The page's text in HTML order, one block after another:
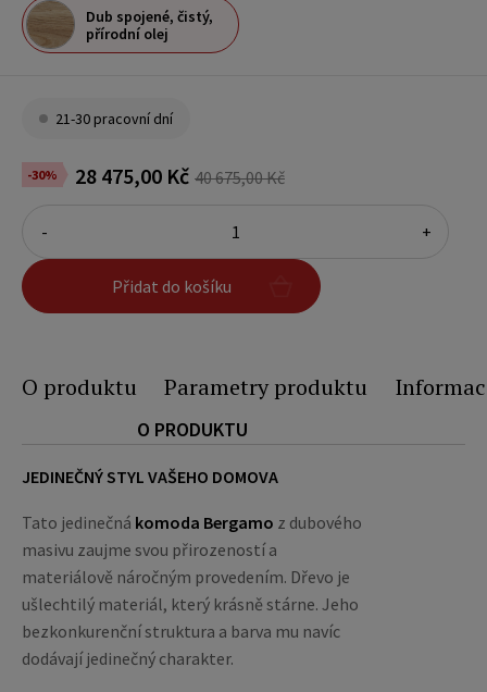
Dub spojené, čistý,
přírodní olej
21-30 pracovní dní
-30% 28 475,00 Kč 40 675,00 Kč
- +
Přidat do košíku
O produktu Parametry produktu
O PRODUKTU
JEDINEČNÝ STYL VAŠEHO DOMOVA
Tato jedinečná komoda Bergamo z dubového
masivu zaujme svou přirozeností a
materiálově náročným provedením. Dřevo je
ušlechtilý materiál, který krásně stárne. Jeho
bezkonkurenční struktura a barva mu navíc
dodávají jedinečný charakter.